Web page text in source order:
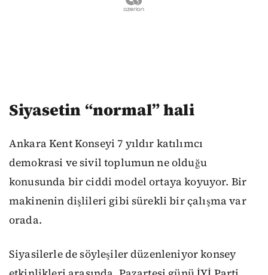
Siyasetin “normal” hali
Ankara Kent Konseyi 7 yıldır katılımcı
demokrasi ve sivil toplumun ne olduğu
konusunda bir ciddi model ortaya koyuyor. Bir
makinenin dişlileri gibi sürekli bir çalışma var
orada.
Siyasilerle de söyleşiler düzenleniyor konsey